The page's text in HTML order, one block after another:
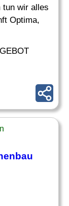
tun wir alles
Optima,